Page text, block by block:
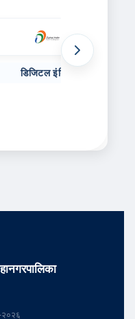
डिजिटल इंडिया
पुढील संकेतस्थळे